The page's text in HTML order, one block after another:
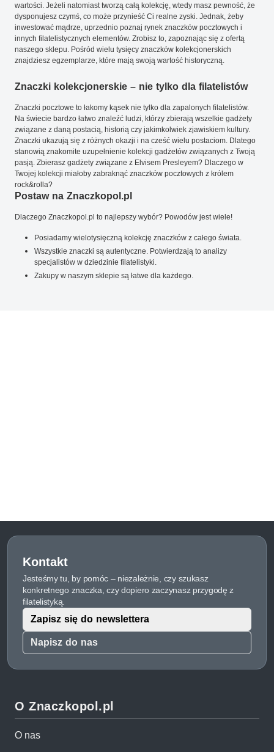
wartości. Jeżeli natomiast tworzą całą kolekcję, wtedy masz pewność, że
dysponujesz czymś, co może przynieść Ci realne zyski. Jednak, żeby
inwestować mądrze, uprzednio poznaj rynek znaczków pocztowych i
innych filatelistycznych elementów. Zrobisz to, zapoznając się z ofertą
naszego sklepu. Pośród wielu tysięcy znaczków kolekcjonerskich
znajdziesz egzemplarze, które mają swoją wartość historyczną.
Znaczki kolekcjonerskie – nie tylko dla filatelistów
Znaczki pocztowe to łakomy kąsek nie tylko dla zapalonych filatelistów.
Na świecie bardzo łatwo znaleźć ludzi, którzy zbierają wszelkie gadżety
związane z daną postacią, historią czy jakimkolwiek zjawiskiem kultury.
Znaczki ukazują się z różnych okazji i na cześć wielu postaciom. Dlatego
stanowią znakomite uzupełnienie kolekcji gadżetów związanych z Twoją
pasją. Zbierasz gadżety związane z Elvisem Presleyem? Dlaczego w
Twojej kolekcji miałoby zabraknąć znaczków pocztowych z królem
rock&rolla?
Postaw na Znaczkopol.pl
Dlaczego Znaczkopol.pl to najlepszy wybór? Powodów jest wiele!
Posiadamy wielotysięczną kolekcję znaczków z całego świata.
Wszystkie znaczki są autentyczne. Potwierdzają to analizy
specjalistów w dziedzinie filatelistyki.
Zakupy w naszym sklepie są łatwe dla każdego.
Kontakt
Jesteśmy tu, by pomóc – niezależnie, czy szukasz
konkretnego znaczka, czy dopiero zaczynasz przygodę z
filatelistyką.
Napisz do nas
Zapisz się do newslettera
O Znaczkopol.pl
O nas